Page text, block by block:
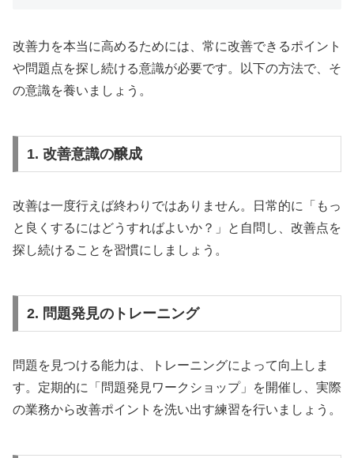
改善力を本当に高めるためには、常に改善できるポイント
や問題点を探し続ける意識が必要です。以下の方法で、そ
の意識を養いましょう。
1. 改善意識の醸成
改善は一度行えば終わりではありません。日常的に「もっ
と良くするにはどうすればよいか？」と自問し、改善点を
探し続けることを習慣にしましょう。
2. 問題発見のトレーニング
問題を見つける能力は、トレーニングによって向上しま
す。定期的に「問題発見ワークショップ」を開催し、実際
の業務から改善ポイントを洗い出す練習を行いましょう。